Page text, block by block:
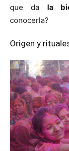
que da la
conocerla?
Origen y